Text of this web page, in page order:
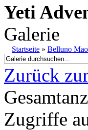
Yeti
Galerie
Startseite » Belluno
Zurück
Zugriffe